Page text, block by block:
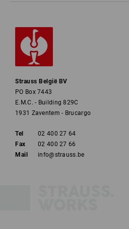
Strauss België BV
PO Box 7443
E.M.C. - Building 829C
1931 Zaventem - Brucargo
Tel
02 400 27 64
Fax
02 400 27 66
Mail
info@strauss.be